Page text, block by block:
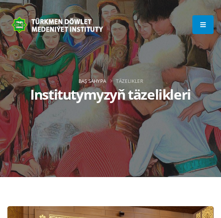
Institutymyzyň täzelikleri
BAŞ SAHYPA TÄZELIKLER